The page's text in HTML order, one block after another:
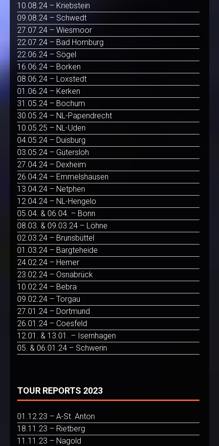
10.08.24 – Kriebstein
09.08.24 – Schwedt
27.07.24 – Wiesmoor
22.07.24 – Bad Homburg
22.06.24 – Sögel
16.06.24 – Borken
08.06.24 – Loxstedt
01.06.24 – Kerken
31.05.24 – Bochum
30.05.24 – NL-Papendrecht
10.05.25 – NL-Uden
04.05.24 – Duisburg
03.05.24 – Gütersloh
27.04.24 – Dexheim
26.04.24 – Emmelshausen
13.04.24 – Netphen
12.04.24 – NL-Hengelo
05.04. & 06.04. – Bonn
08.03. & 09.03.24 – Löhne
02.03.24 – Brunsbüttel
01.03.24 – Bargteheide
24.02.24 – Hemer
23.02.24 – Osnabrück
10.02.24 – Bebra
09.02.24 – Torgau
27.01.24 – Dortmund
26.01.24 – Coesfeld
12.01. & 13.01. – Isernhagen
05. & 06.01.24 – Schwerin
TOUR REPORTS 2023
01.12.23 – A-St. Anton
18.11.23 – Rietberg
11.11.23 – Nagold